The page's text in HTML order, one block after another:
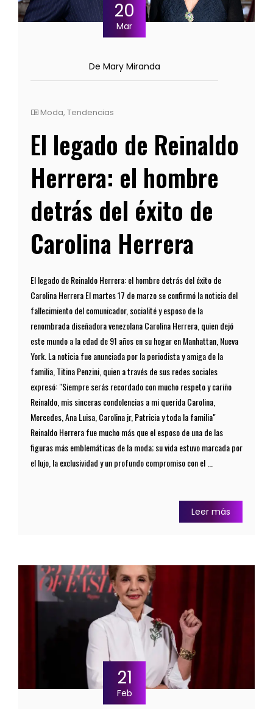
20
Mar
De Mary Miranda
Moda, Tendencias
El legado de Reinaldo
Herrera: el hombre
detrás del éxito de
Carolina Herrera
El legado de Reinaldo Herrera: el hombre detrás del éxito de
Carolina Herrera El martes 17 de marzo se confirmó la noticia del
fallecimiento del comunicador, socialité y esposo de la
renombrada diseñadora venezolana Carolina Herrera, quien dejó
este mundo a la edad de 91 años en su hogar en Manhattan, Nueva
York. La noticia fue anunciada por la periodista y amiga de la
familia, Titina Penzini, quien a través de sus redes sociales
expresó: "Siempre serás recordado con mucho respeto y cariño
Reinaldo, mis sinceras condolencias a mi querida Carolina,
Mercedes, Ana Luisa, Carolina jr, Patricia y toda la familia"
Reinaldo Herrera fue mucho más que el esposo de una de las
figuras más emblemáticas de la moda; su vida estuvo marcada por
el lujo, la exclusividad y un profundo compromiso con el ...
Leer más
21
Feb